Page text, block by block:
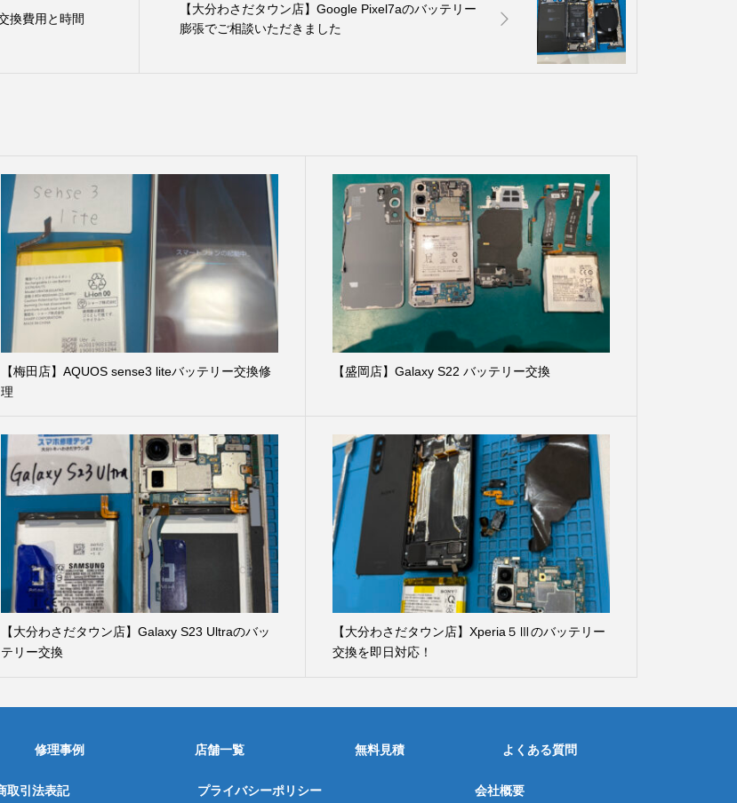
換費用と時間
【大分わさだタウン店】Google Pixel7aのバッテリー
膨張でご相談いただきました
【梅田店】AQUOS sense3 liteバッテリー交換修
理
【盛岡店】Galaxy S22 バッテリー交換
【大分わさだタウン店】Galaxy S23 Ultraのバッ
テリー交換
【大分わさだタウン店】Xperia５Ⅲのバッテリー
交換を即日対応！
修理事例 店舗一覧 無料見積 よくある質問
取引法表記 プライバシーポリシー 会社概要